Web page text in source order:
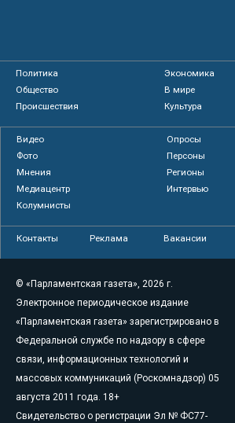
Политика
Экономика
Общество
В мире
Происшествия
Культура
Видео
Опросы
Фото
Персоны
Мнения
Регионы
Медиацентр
Интервью
Колумнисты
Контакты Реклама Вакансии
© «Парламентская газета», 2026 г.
Электронное периодическое издание
«Парламентская газета» зарегистрировано в
Федеральной службе по надзору в сфере
связи, информационных технологий и
массовых коммуникаций (Роскомнадзор) 05
августа 2011 года. 18+
Свидетельство о регистрации Эл № ФС77-